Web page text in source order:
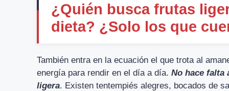
¿Quién busca frutas
dieta? ¿Solo los que
También entra en la ecuación el que trota al
energía para rendir en el día a día. No hace falta
ligera. Existen tentempiés alegres, bocados de